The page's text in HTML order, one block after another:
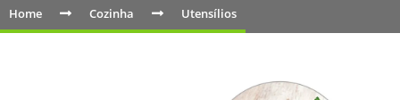
Home Cozinha Utensílios